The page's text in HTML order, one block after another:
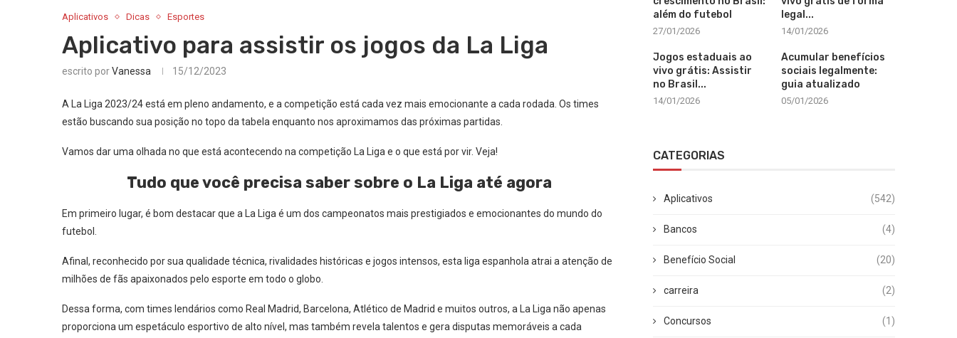
Aplicativos Dicas Esportes
Aplicativo para assistir os jogos da La Liga
escrito porVanessa 15/12/2023
A La Liga 2023/24 está em pleno andamento, e a competição está cada vez mais emocionante a cada rodada. Os times
estão buscando sua posição no topo da tabela enquanto nos aproximamos das próximas partidas.
Vamos dar uma olhada no que está acontecendo na competição La Liga e o que está por vir. Veja!
Tudo que você precisa saber sobre o La Liga até agora
Em primeiro lugar, é bom destacar que a La Liga é um dos campeonatos mais prestigiados e emocionantes do mundo do
futebol.
Afinal, reconhecido por sua qualidade técnica, rivalidades históricas e jogos intensos, esta liga espanhola atrai a atenção de
milhões de fãs apaixonados pelo esporte em todo o globo.
Dessa forma, com times lendários como Real Madrid, Barcelona, Atlético de Madrid e muitos outros, a La Liga não apenas
proporciona um espetáculo esportivo de alto nível, mas também revela talentos e gera disputas memoráveis a cada
além do futebol
27/01/2026
legal...
14/01/2026
Jogos estaduais ao
vivo grátis: Assistir
no Brasil...
14/01/2026
Acumular benefícios
sociais legalmente:
guia atualizado
05/01/2026
CATEGORIAS
Aplicativos (542)
Bancos (4)
Benefício Social (20)
carreira (2)
Concursos (1)